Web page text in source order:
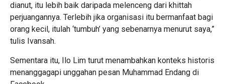
dianut, itu lebih baik daripada melenceng dari khittah
perjuangannya. Terlebih jika organisasi itu bermanfaat bagi
orang kecil, itulah ‘tumbuh’ yang sebenarnya menurut saya,”
tulis Ivansah.
Sementara itu, Ilo Lim turut menambahkan konteks historis
menanggagapi unggahan pesan Muhammad Endang di